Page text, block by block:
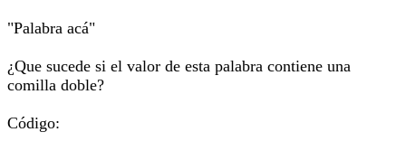
"Palabra acá"
¿Que sucede si el valor de esta palabra contiene una
comilla doble?
Código: